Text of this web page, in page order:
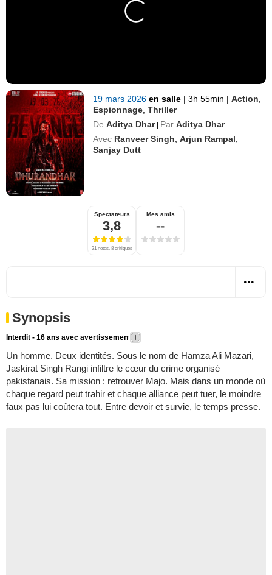
19 mars 2026en salle | 3h 55min | Action
Espionnage ,Thriller
De Aditya Dhar | Par Aditya Dhar
Avec Ranveer Singh ,Arjun Rampal
Sanjay Dutt
Spectateurs
3,8
21 notes, 8 critiques
Mes amis
--
Synopsis
Interdit - 16 ans avec avertissement
Un homme. Deux identités. Sous le nom de Hamza Ali Mazari,
Jaskirat Singh Rangi infiltre le cœur du crime organisé
pakistanais. Sa mission : retrouver Majo. Mais dans un monde où
chaque regard peut trahir et chaque alliance peut tuer, le moindre
faux pas lui coûtera tout. Entre devoir et survie, le temps presse.